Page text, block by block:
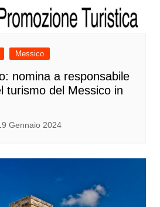
Messico
nomina a responsabile
turismo del Messico in
Gennaio 2024